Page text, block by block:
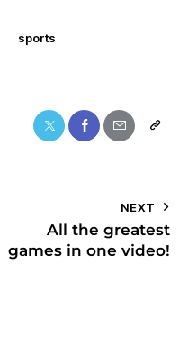
sports
NEXT
All the greatest
games in one video!